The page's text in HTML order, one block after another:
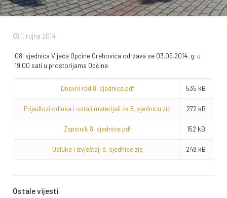
1. rujna 2014.
08. sjednica Vijeća Općine Orehovica održava se 03.09.2014. g. u
19:00 sati u prostorijama Općine
Dnevni red 8. sjednice.pdf 535 kB
Prijedlozi odluka i ostali materijali za 8. sjednicu.zip 272 kB
Zapisnik 8. sjednice.pdf 152 kB
Odluke i izvještaji 8. sjednice.zip 248 kB
Ostale vijesti